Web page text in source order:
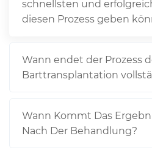
schnellsten und
diesen Prozess geben
Wann endet der Prozess
Barttransplantation
Wann Kommt Das
Nach Der Behandlung?